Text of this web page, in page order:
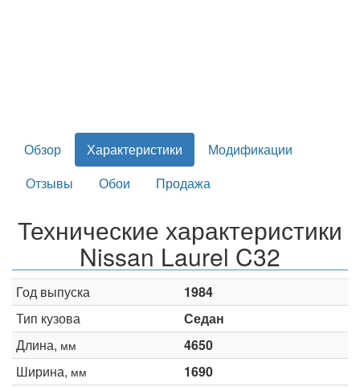
Обзор Характеристики
Модификации
Отзывы
Обои Продажа
Технические характеристики
Nissan Laurel C32
Год выпуска
1984
Тип кузова
Седан
Длина, мм
4650
Ширина, мм
1690